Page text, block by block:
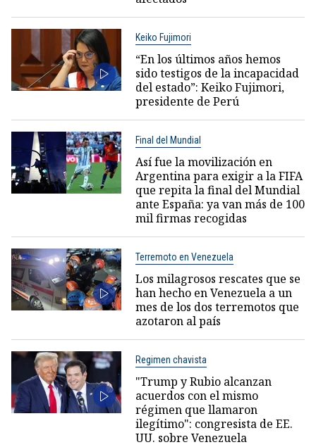
Keiko Fujimori
“En los últimos años hemos
sido testigos de la incapacidad
del estado”: Keiko Fujimori,
presidente de Perú
Final del Mundial
Así fue la movilización en
Argentina para exigir a la FIFA
que repita la final del Mundial
ante España: ya van más de 100
mil firmas recogidas
Terremoto en Venezuela
Los milagrosos rescates que se
han hecho en Venezuela a un
mes de los dos terremotos que
azotaron al país
Regimen chavista
"Trump y Rubio alcanzan
acuerdos con el mismo
régimen que llamaron
ilegítimo": congresista de EE.
UU. sobre Venezuela